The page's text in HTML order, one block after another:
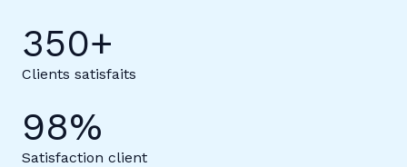
350+
Clients satisfaits
98%
Satisfaction client